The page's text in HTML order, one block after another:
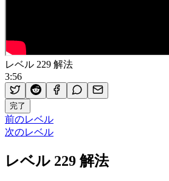
レベル 229 解法
3:56
完了
前のレベル
次のレベル
レベル 229 解法